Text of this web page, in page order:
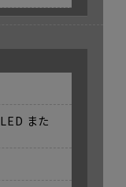
また